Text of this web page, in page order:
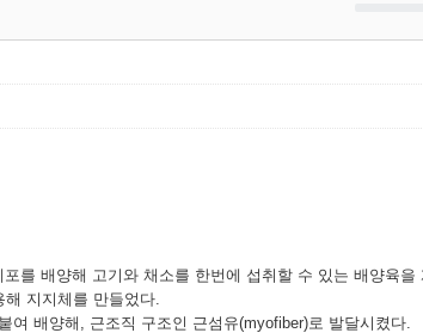
를 배양해 고기와 채소를 한번에 섭취할 수 있는 배양육을
지지체를 만들었다.
배양해, 근조직 구조인 근섬유(myofiber)로 발달시켰다.